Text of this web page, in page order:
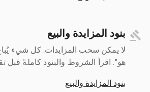
بنود المزايدة والبيع
لا يمكن سحب المزايدات. كل شيء يُباع
هو". اقرأ الشروط والبنود كاملةً قبل
بنود المزايدة والبيع